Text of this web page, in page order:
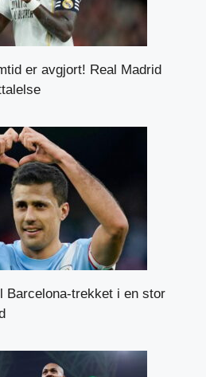
er avgjort! Real Madrid
Barcelona-trekket i en stor